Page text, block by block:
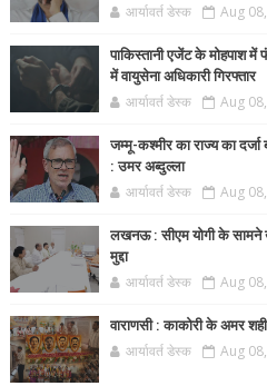
आर्यावर्त डेस्क Aug
पाकिस्तानी एजेंट के मोहपाश
में वायुसेना अधिकारी गिरफ्तार
आर्यावर्त डेस्क Aug
जम्मू-कश्मीर का राज्य का
: उमर अब्दुल्ला
आर्यावर्त डेस्क Aug
लखनऊ : सीएम योगी के सामने
मुद्दा
आर्यावर्त डेस्क Aug
वाराणसी : काकोरी के अमर
आर्यावर्त डेस्क Aug